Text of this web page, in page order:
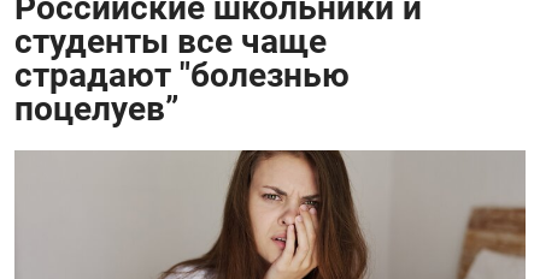
студенты все чаще
страдают "болезнью
поцелуев”